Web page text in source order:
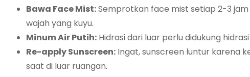
Bawa Face Mist:Semprotkan face mist setiap 2-3
wajah yang kuyu.
Minum Air Putih: Hidrasi dari luar perlu didukung
Re-apply Sunscreen: Ingat, sunscreen luntur karena
saat di luar ruangan.